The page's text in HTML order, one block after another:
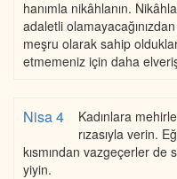
hanımla nikâhlanın.
adaletli
meşru olarak sahip
etmemeniz için daha
Nisa 4
Kadınlara
rızasıyla verin.
kısmından vazgeçerler de
yiyin.